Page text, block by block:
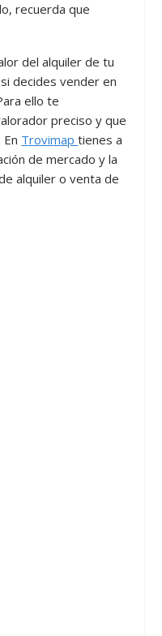
recuerda que
del alquiler de tu
si decides vender en
ello te
preciso y que
Trovimaptienes a
de mercado y la
alquiler o venta de